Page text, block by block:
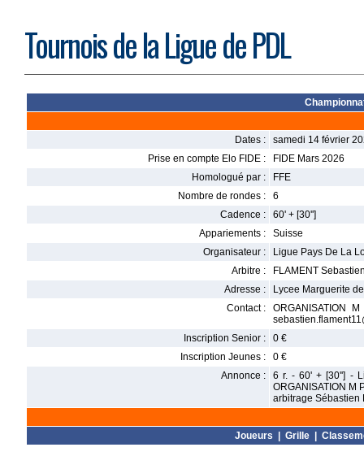
Tournois de la Ligue de PDL
Dates :
samedi 14 février
Prise en compte Elo FIDE :
FIDE Mars 2026
Homologué par :
FFE
Nombre de rondes :
6
Cadence :
60' + [30'']
Appariements :
Suisse
Organisateur :
Ligue Pays De La
Arbitre :
FLAMENT
Adresse :
Lycee Marguerite
Contact :
ORGANISATION
Inscription Senior :
0 €
Inscription Jeunes :
0 €
Annonce :
6 r. - 60' + [30''] -
ORGANISATION M
arbitrage Sébastien
Joueurs Grille